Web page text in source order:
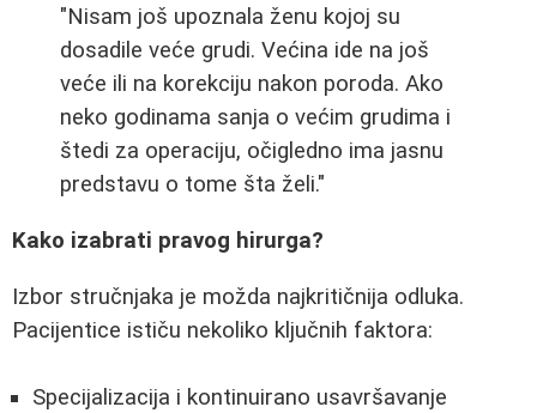
"Nisam još upoznala ženu kojoj su
dosadile veće grudi. Većina ide na još
veće ili na korekciju nakon poroda. Ako
neko godinama sanja o većim grudima i
štedi za operaciju, očigledno ima jasnu
predstavu o tome šta želi."
Kako izabrati pravog hirurga?
Izbor stručnjaka je možda najkritičnija odluka.
Pacijentice ističu nekoliko ključnih faktora:
Specijalizacija i kontinuirano usavršavanje